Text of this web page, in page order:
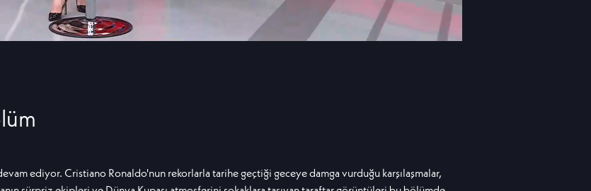
ediyor. Cristiano Ronaldo'nun rekorlarla tarihe geçtiği geceye damga vurduğu karşılaşmalar,